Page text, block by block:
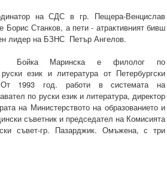
на СДС в гр. Пещера-Венцислав
Борис Станков, а пети - атрактивният бивш
лидер на БЗНС Петър Ангелов.
Бойка Маринска е филолог по
език и литература от Петербургски
От 1993 год. работи в системата на
по руски език и литература, директор
на Министерството на образованието и
съветник и председател на Комисията
съвет-гр. Пазарджик. Омъжена, с три